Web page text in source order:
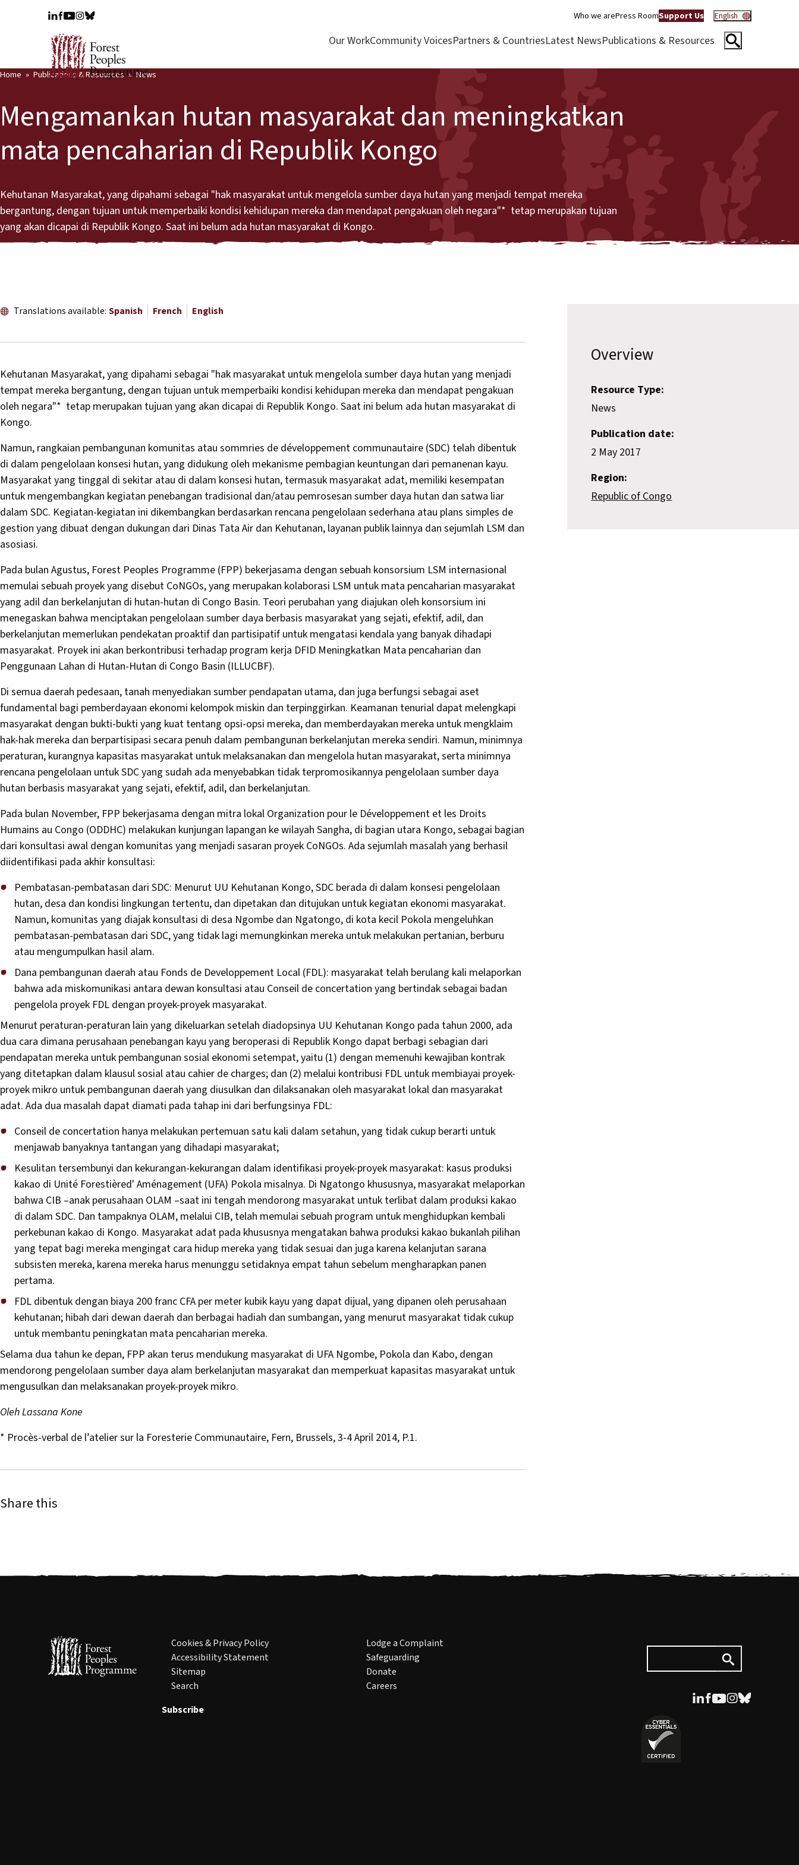
Who we arePress RoomSupport Us English
Our WorkCommunity VoicesPartners & CountriesLatest NewsPublications & Resources
Home Publications & Resources News
Mengamankan hutan masyarakat dan meningkatkan
mata pencaharian di Republik Kongo
Kehutanan Masyarakat, yang dipahami sebagai "hak masyarakat untuk mengelola sumber daya hutan yang menjadi tempat mereka
bergantung, dengan tujuan untuk memperbaiki kondisi kehidupan mereka dan mendapat pengakuan oleh negara"* tetap merupakan tujuan
yang akan dicapai di Republik Kongo. Saat ini belum ada hutan masyarakat di Kongo.
Translations available: Spanish French English
Kehutanan Masyarakat, yang dipahami sebagai "hak masyarakat untuk mengelola sumber daya hutan yang menjadi
tempat mereka bergantung, dengan tujuan untuk memperbaiki kondisi kehidupan mereka dan mendapat pengakuan
oleh negara"* tetap merupakan tujuan yang akan dicapai di Republik Kongo. Saat ini belum ada hutan masyarakat di
Kongo.
Namun, rangkaian pembangunan komunitas atau sommries de développement communautaire (SDC) telah dibentuk
di dalam pengelolaan konsesi hutan, yang didukung oleh mekanisme pembagian keuntungan dari pemanenan kayu.
Masyarakat yang tinggal di sekitar atau di dalam konsesi hutan, termasuk masyarakat adat, memiliki kesempatan
untuk mengembangkan kegiatan penebangan tradisional dan/atau pemrosesan sumber daya hutan dan satwa liar
dalam SDC. Kegiatan-kegiatan ini dikembangkan berdasarkan rencana pengelolaan sederhana atau plans simples de
gestion yang dibuat dengan dukungan dari Dinas Tata Air dan Kehutanan, layanan publik lainnya dan sejumlah LSM dan
asosiasi.
Pada bulan Agustus, Forest Peoples Programme (FPP) bekerjasama dengan sebuah konsorsium LSM internasional
memulai sebuah proyek yang disebut CoNGOs, yang merupakan kolaborasi LSM untuk mata pencaharian masyarakat
yang adil dan berkelanjutan di hutan-hutan di Congo Basin. Teori perubahan yang diajukan oleh konsorsium ini
menegaskan bahwa menciptakan pengelolaan sumber daya berbasis masyarakat yang sejati, efektif, adil, dan
berkelanjutan memerlukan pendekatan proaktif dan partisipatif untuk mengatasi kendala yang banyak dihadapi
masyarakat. Proyek ini akan berkontribusi terhadap program kerja DFID Meningkatkan Mata pencaharian dan
Penggunaan Lahan di Hutan-Hutan di Congo Basin (ILLUCBF).
Di semua daerah pedesaan, tanah menyediakan sumber pendapatan utama, dan juga berfungsi sebagai aset
fundamental bagi pemberdayaan ekonomi kelompok miskin dan terpinggirkan. Keamanan tenurial dapat melengkapi
masyarakat dengan bukti-bukti yang kuat tentang opsi-opsi mereka, dan memberdayakan mereka untuk mengklaim
hak-hak mereka dan berpartisipasi secara penuh dalam pembangunan berkelanjutan mereka sendiri. Namun, minimnya
peraturan, kurangnya kapasitas masyarakat untuk melaksanakan dan mengelola hutan masyarakat, serta minimnya
rencana pengelolaan untuk SDC yang sudah ada menyebabkan tidak terpromosikannya pengelolaan sumber daya
hutan berbasis masyarakat yang sejati, efektif, adil, dan berkelanjutan.
Pada bulan November, FPP bekerjasama dengan mitra lokal Organization pour le Développement et les Droits
Humains au Congo (ODDHC) melakukan kunjungan lapangan ke wilayah Sangha, di bagian utara Kongo, sebagai bagian
dari konsultasi awal dengan komunitas yang menjadi sasaran proyek CoNGOs. Ada sejumlah masalah yang berhasil
diidentifikasi pada akhir konsultasi:
Pembatasan-pembatasan dari SDC: Menurut UU Kehutanan Kongo, SDC berada di dalam konsesi pengelolaan
hutan, desa dan kondisi lingkungan tertentu, dan dipetakan dan ditujukan untuk kegiatan ekonomi masyarakat.
Namun, komunitas yang diajak konsultasi di desa Ngombe dan Ngatongo, di kota kecil Pokola mengeluhkan
pembatasan-pembatasan dari SDC, yang tidak lagi memungkinkan mereka untuk melakukan pertanian, berburu
atau mengumpulkan hasil alam.
Dana pembangunan daerah atau Fonds de Developpement Local (FDL): masyarakat telah berulang kali melaporkan
bahwa ada miskomunikasi antara dewan konsultasi atau Conseil de concertation yang bertindak sebagai badan
pengelola proyek FDL dengan proyek-proyek masyarakat.
Menurut peraturan-peraturan lain yang dikeluarkan setelah diadopsinya UU Kehutanan Kongo pada tahun 2000, ada
dua cara dimana perusahaan penebangan kayu yang beroperasi di Republik Kongo dapat berbagi sebagian dari
pendapatan mereka untuk pembangunan sosial ekonomi setempat, yaitu (1) dengan memenuhi kewajiban kontrak
yang ditetapkan dalam klausul sosial atau cahier de charges; dan (2) melalui kontribusi FDL untuk membiayai proyek-
proyek mikro untuk pembangunan daerah yang diusulkan dan dilaksanakan oleh masyarakat lokal dan masyarakat
adat. Ada dua masalah dapat diamati pada tahap ini dari berfungsinya FDL:
Conseil de concertation hanya melakukan pertemuan satu kali dalam setahun, yang tidak cukup berarti untuk
menjawab banyaknya tantangan yang dihadapi masyarakat;
Kesulitan tersembunyi dan kekurangan-kekurangan dalam identifikasi proyek-proyek masyarakat: kasus produksi
kakao di Unité Forestièred' Aménagement (UFA) Pokola misalnya. Di Ngatongo khususnya, masyarakat melaporkan
bahwa CIB –anak perusahaan OLAM –saat ini tengah mendorong masyarakat untuk terlibat dalam produksi kakao
di dalam SDC. Dan tampaknya OLAM, melalui CIB, telah memulai sebuah program untuk menghidupkan kembali
perkebunan kakao di Kongo. Masyarakat adat pada khususnya mengatakan bahwa produksi kakao bukanlah pilihan
yang tepat bagi mereka mengingat cara hidup mereka yang tidak sesuai dan juga karena kelanjutan sarana
subsisten mereka, karena mereka harus menunggu setidaknya empat tahun sebelum mengharapkan panen
pertama.
FDL dibentuk dengan biaya 200 franc CFA per meter kubik kayu yang dapat dijual, yang dipanen oleh perusahaan
kehutanan; hibah dari dewan daerah dan berbagai hadiah dan sumbangan, yang menurut masyarakat tidak cukup
untuk membantu peningkatan mata pencaharian mereka.
Selama dua tahun ke depan, FPP akan terus mendukung masyarakat di UFA Ngombe, Pokola dan Kabo, dengan
mendorong pengelolaan sumber daya alam berkelanjutan masyarakat dan memperkuat kapasitas masyarakat untuk
mengusulkan dan melaksanakan proyek-proyek mikro.
Oleh Lassana Kone
* Procès-verbal de l’atelier sur la Foresterie Communautaire, Fern, Brussels, 3-4 April 2014, P.1.
Share this
Overview
Resource Type:
News
Publication date:
2 May 2017
Region:
Republic of Congo
Cookies & Privacy Policy
Accessibility Statement
Sitemap
Search
Lodge a Complaint
Safeguarding
Donate
Careers
Subscribe